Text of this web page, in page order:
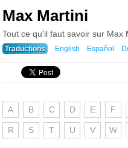
Max Martini
Tout ce qu'il faut savoir sur Max
Traductions English Español
A B C D E F
R S T U V W